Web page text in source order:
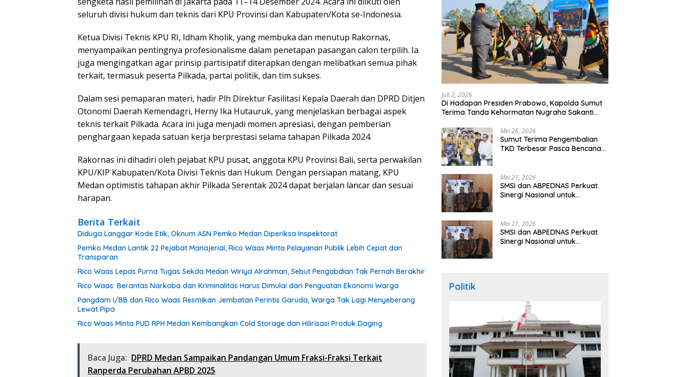
seluruh divisi hukum dan teknis dari KPU Provinsi dan Kabupaten/Kota se-Indonesia.
Ketua Divisi Teknis KPU RI, Idham Kholik, yang membuka dan menutup Rakornas,
menyampaikan pentingnya profesionalisme dalam penetapan pasangan calon terpilih. Ia
juga mengingatkan agar prinsip partisipatif diterapkan dengan melibatkan semua pihak
terkait, termasuk peserta Pilkada, partai politik, dan tim sukses.
Dalam sesi pemaparan materi, hadir Plh Direktur Fasilitasi Kepala Daerah dan DPRD Ditjen
Otonomi Daerah Kemendagri, Herny Ika Hutauruk, yang menjelaskan berbagai aspek
teknis terkait Pilkada. Acara ini juga menjadi momen apresiasi, dengan pemberian
penghargaan kepada satuan kerja berprestasi selama tahapan Pilkada 2024.
Rakornas ini dihadiri oleh pejabat KPU pusat, anggota KPU Provinsi Bali, serta perwakilan
KPU/KIP Kabupaten/Kota Divisi Teknis dan Hukum. Dengan persiapan matang, KPU
Medan optimistis tahapan akhir Pilkada Serentak 2024 dapat berjalan lancar dan sesuai
harapan.
Berita Terkait
Diduga Langgar Kode Etik, Oknum ASN Pemko Medan Diperiksa Inspektorat
Pemko Medan Lantik 22 Pejabat Manajerial, Rico Waas Minta Pelayanan Publik Lebih Cepat dan
Transparan
Rico Waas Lepas Purna Tugas Sekda Medan Wiriya Alrahman, Sebut Pengabdian Tak Pernah Berakhir
Rico Waas: Berantas Narkoba dan Kriminalitas Harus Dimulai dari Penguatan Ekonomi Warga
Pangdam I/BB dan Rico Waas Resmikan Jembatan Perintis Garuda, Warga Tak Lagi Menyeberang
Lewat Pipa
Rico Waas Minta PUD RPH Medan Kembangkan Cold Storage dan Hilirisasi Produk Daging
Baca Juga: DPRD Medan Sampaikan Pandangan Umum Fraksi-Fraksi Terkait
Ranperda Perubahan APBD 2025
Juli 2, 2026
Di Hadapan Presiden Prabowo, Kapolda Sumut
Terima Tanda Kehormatan Nugraha Sakanti
Mei 26, 2026
Sumut Terima Pengembalian
TKD Terbesar Pasca Bencana
Mei 21, 2026
SMSI dan ABPEDNAS Perkuat
Sinergi Nasional untuk
Mei 21, 2026
SMSI dan ABPEDNAS Perkuat
Sinergi Nasional untuk
Politik